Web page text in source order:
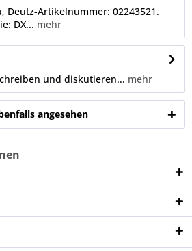
Deutz-Artikelnummer: 02243521.
DX... mehr
und diskutieren... mehr
angesehen